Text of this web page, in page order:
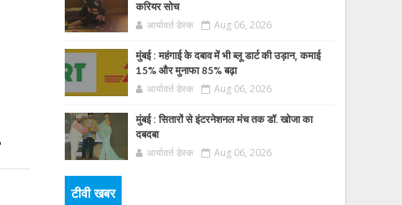
करियर सोच
आर्यावर्त डेस्क Aug 06, 2026
मुंबई : महंगाई के दबाव में भी ब्लू डार्ट की उड़ान, कमाई
15% और मुनाफा 85% बढ़ा
आर्यावर्त डेस्क Aug 06, 2026
मुंबई : सितारों से इंटरनेशनल मंच तक डॉ. खोजा का
दबदबा
आर्यावर्त डेस्क Aug 06, 2026
टीवी खबर